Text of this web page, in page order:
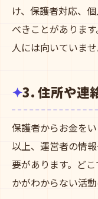
け、保護者対応、
べきことがありま
人には向いていませ
3. 住所や連
保護者からお金を
以上、運営者の情
要があります。ど
かがわからない活